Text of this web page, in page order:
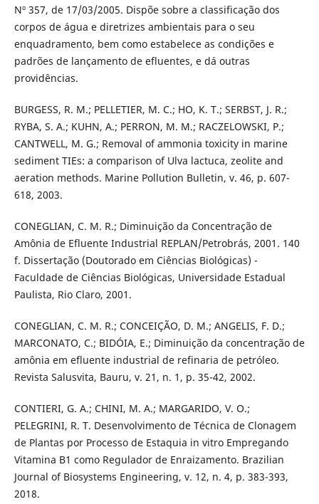
Nº 357, de 17/03/2005. Dispõe sobre a classificação dos
corpos de água e diretrizes ambientais para o seu
enquadramento, bem como estabelece as condições e
padrões de lançamento de efluentes, e dá outras
providências.
BURGESS, R. M.; PELLETIER, M. C.; HO, K. T.; SERBST, J. R.;
RYBA, S. A.; KUHN, A.; PERRON, M. M.; RACZELOWSKI, P.;
CANTWELL, M. G.; Removal of ammonia toxicity in marine
sediment TIEs: a comparison of Ulva lactuca, zeolite and
aeration methods. Marine Pollution Bulletin, v. 46, p. 607-
618, 2003.
CONEGLIAN, C. M. R.; Diminuição da Concentração de
Amônia de Efluente Industrial REPLAN/Petrobrás, 2001. 140
f. Dissertação (Doutorado em Ciências Biológicas) -
Faculdade de Ciências Biológicas, Universidade Estadual
Paulista, Rio Claro, 2001.
CONEGLIAN, C. M. R.; CONCEIÇÃO, D. M.; ANGELIS, F. D.;
MARCONATO, C.; BIDÓIA, E.; Diminuição da concentração de
amônia em efluente industrial de refinaria de petróleo.
Revista Salusvita, Bauru, v. 21, n. 1, p. 35-42, 2002.
CONTIERI, G. A.; CHINI, M. A.; MARGARIDO, V. O.;
PELEGRINI, R. T. Desenvolvimento de Técnica de Clonagem
de Plantas por Processo de Estaquia in vitro Empregando
Vitamina B1 como Regulador de Enraizamento. Brazilian
Journal of Biosystems Engineering, v. 12, n. 4, p. 383-393,
2018.